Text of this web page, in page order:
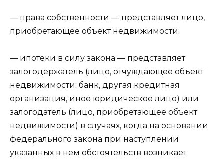
— права собственности — представляет лицо,
приобретающее объект недвижимости;
— ипотеки в силу закона — представляет
залогодержатель (лицо, отчуждающее объект
недвижимости; банк, другая кредитная
организация, иное юридическое лицо) или
залогодатель (лицо, приобретающее объект
недвижимости) в случаях, когда на основании
федерального закона при наступлении
указанных в нем обстоятельств возникает